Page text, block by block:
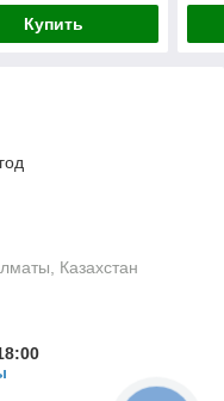
Купить
Казахстан